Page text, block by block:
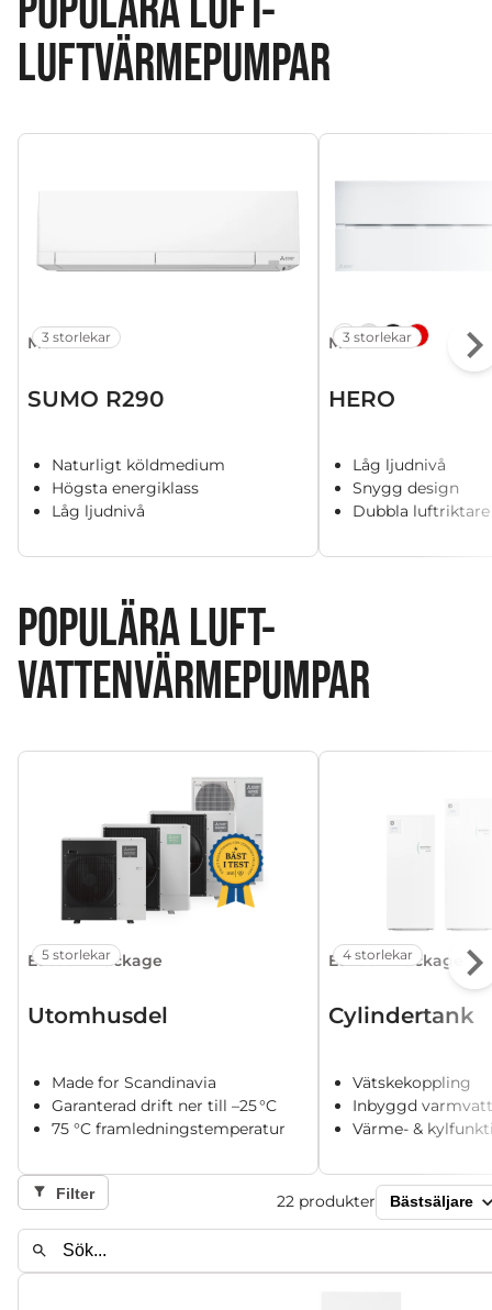
LUFTVÄRMEPUMPAR
3 storlekar
MSZ-RZ
SUMO R290
Naturligt köldmedium
Högsta energiklass
Låg ljudnivå
3 storlekar
MSZ-LN
HERO
Låg ljudnivå
Snygg design
Dubbla luftriktare
POPULÄRA LUFT-
VATTENVÄRMEPUMPAR
5 storlekar
Ecodan Package
Utomhusdel
Made for Scandinavia
Garanterad drift ner till –25 °C
75 °C framledningstemperatur
4 storlekar
Ecodan Package
Cylindertank
Vätskekoppling
Inbyggd
Värme- &
Filter 22 produkter